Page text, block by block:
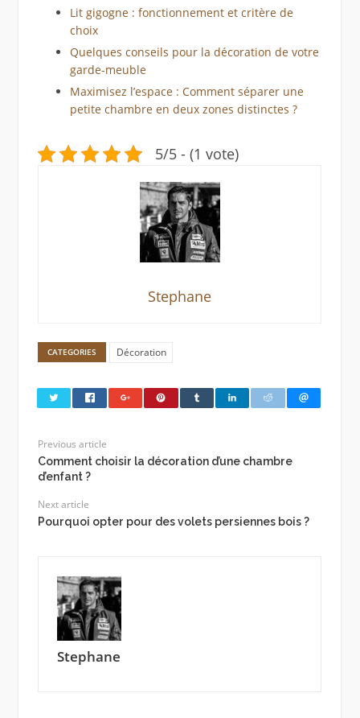
Lit gigogne : fonctionnement et critère de
choix
Quelques conseils pour la décoration de votre
garde-meuble
Maximisez l’espace : Comment séparer une
petite chambre en deux zones distinctes ?
5/5 - (1 vote)
Stephane
CATEGORIES Décoration
Previous article
Comment choisir la décoration d’une chambre
d’enfant ?
Next article
Pourquoi opter pour des volets persiennes bois ?
Stephane